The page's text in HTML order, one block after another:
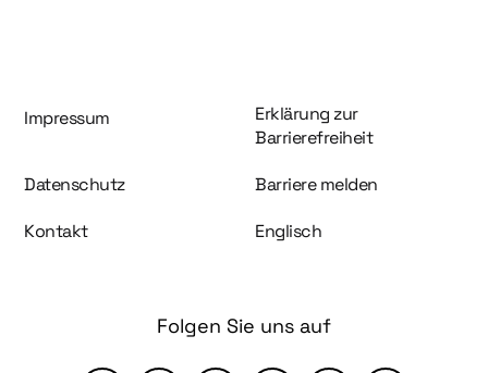
Information und Service
Impressum
Erklärung zur
Barrierefreiheit
Datenschutz Barriere melden
Kontakt Englisch
Folgen Sie uns auf